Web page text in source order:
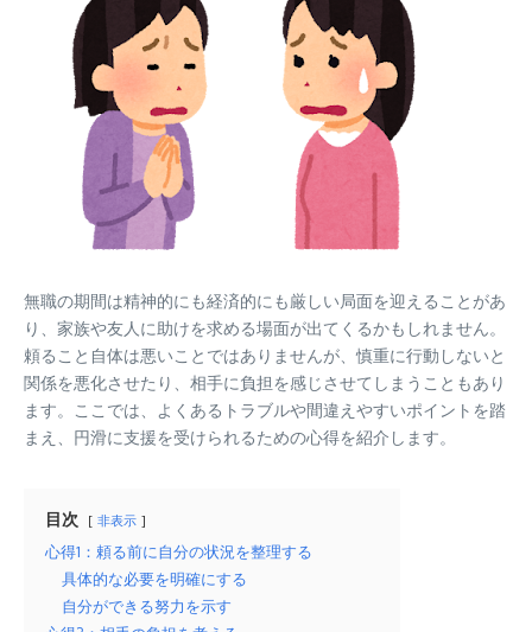
無職の期間は精神的にも経済的にも厳しい局面を迎えることがあ
り、家族や友人に助けを求める場面が出てくるかもしれません。
頼ること自体は悪いことではありませんが、慎重に行動しないと
関係を悪化させたり、相手に負担を感じさせてしまうこともあり
ます。ここでは、よくあるトラブルや間違えやすいポイントを踏
まえ、円滑に支援を受けられるための心得を紹介します。
目次 非表示
心得1：頼る前に自分の状況を整理する
具体的な必要を明確にする
自分ができる努力を示す